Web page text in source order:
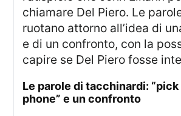
chiamare Del Piero. Le
ruotano attorno all’idea di
e di un confronto, con la
capire se Del Piero fosse
le parole di tacchinardi: “pick up the
phone” e un confronto